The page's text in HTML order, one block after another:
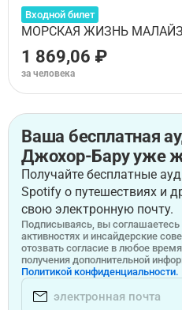
Входной билет
МОРСКАЯ ЖИЗНЬ
1 869,06 ₽
за человека
Ваша бесплатная
Джохор-Бару уже
Получайте бесплатные
Spotify о путешествиях и
свою электронную почту.
Подписываясь, вы
активностях и инсайдерские
отозвать согласие в любое
получения дополнительной
Политикой конфиденциальности.